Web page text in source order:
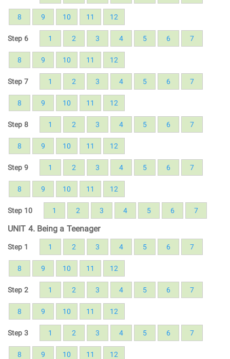
8 9 10 11 12
Step 6 1 2 3 4 5 6 7
8 9 10 11 12
Step 7 1 2 3 4 5 6 7
8 9 10 11 12
Step 8 1 2 3 4 5 6 7
8 9 10 11 12
Step 9 1 2 3 4 5 6 7
8 9 10 11 12
Step 10 1 2 3 4 5 6 7
UNIT 4. Being a Teenager
Step 1 1 2 3 4 5 6 7
8 9 10 11 12
Step 2 1 2 3 4 5 6 7
8 9 10 11 12
Step 3 1 2 3 4 5 6 7
8 9 10 11 12